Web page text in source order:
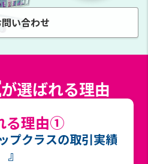
い合わせ
が選ばれる理由
る理由①
プクラスの取引実績
』